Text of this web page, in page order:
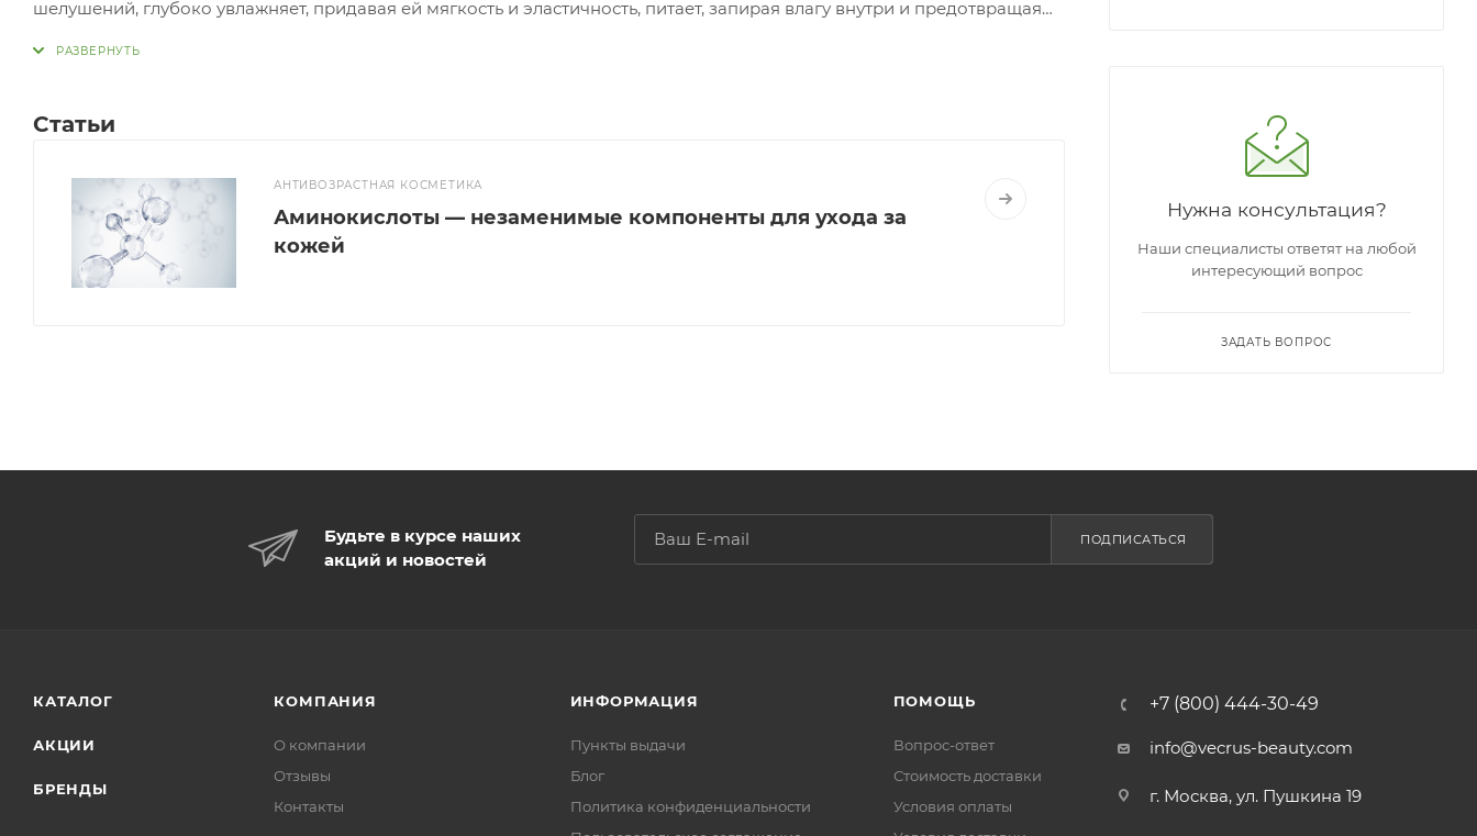
шелушений, глубоко увлажняет, придавая ей мягкость и эластичность, питает, запирая влагу внутри и предотвращая
Нанесите крем на кожу и распределите, избегая области вокруг глаз.
Статьи
АНТИВОЗРАСТНАЯ КОСМЕТИКА
Аминокислоты — незаменимые компоненты для ухода за
кожей
Нужна консультация?
Наши специалисты ответят на любой
интересующий вопрос
ЗАДАТЬ ВОПРОС
Будьте в курсе наших
акций и новостей
ПОДПИСАТЬСЯ
КАТАЛОГ
АКЦИИ
БРЕНДЫ
КОМПАНИЯ
О компании
Отзывы
Контакты
ИНФОРМАЦИЯ
Пункты выдачи
Блог
Политика конфиденциальности
ПОМОЩЬ
Вопрос-ответ
Стоимость доставки
Условия оплаты
+7 (800) 444-30-49
info@vecrus-beauty.com
г. Москва, ул. Пушкина 19